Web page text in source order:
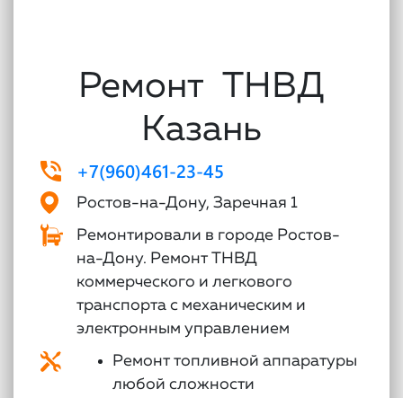
Ремонт ТНВД
Казань
+7(960)461-23-45
Ростов-на-Дону, Заречная 1
Ремонтировали в городе Ростов-
на-Дону. Ремонт ТНВД
коммерческого и легкового
транспорта с механическим и
электронным управлением
Ремонт топливной аппаратуры
любой сложности